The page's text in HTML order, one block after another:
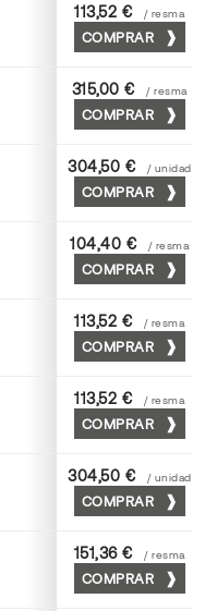
Atlantic
113,52 € / resma
COMPRAR
Negro
315,00 € / resma
COMPRAR
Coral
304,50 € / unidad
COMPRAR
Nilo
104,40 € / resma
COMPRAR
Cendra
113,52 € / resma
COMPRAR
Gespa
113,52 € / resma
COMPRAR
Crema
304,50 € / unidad
COMPRAR
Gespa
151,36 € / resma
COMPRAR